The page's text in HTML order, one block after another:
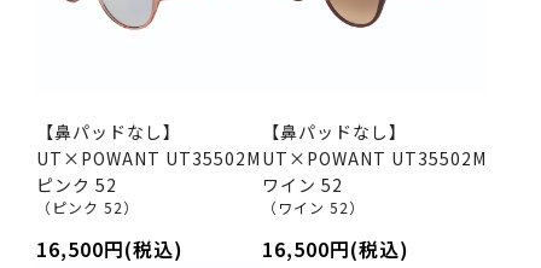
【鼻パッドなし】
UT×POWANT UT35502M
ピンク 52
（ピンク 52）
16,500円(税込)
【鼻パッドなし】
UT×POWANT UT35502M
ワイン 52
（ワイン 52）
16,500円(税込)